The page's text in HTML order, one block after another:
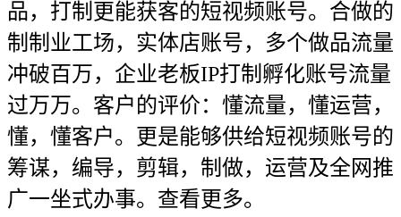
品，打制更能获客的短视频账号。合做的
制制业工场，实体店账号，多个做品流量
冲破百万，企业老板IP打制孵化账号流量
过万万。客户的评价：懂流量，懂运营，
懂，懂客户。更是能够供给短视频账号的
筹谋，编导，剪辑，制做，运营及全网推
广一坐式办事。查看更多。